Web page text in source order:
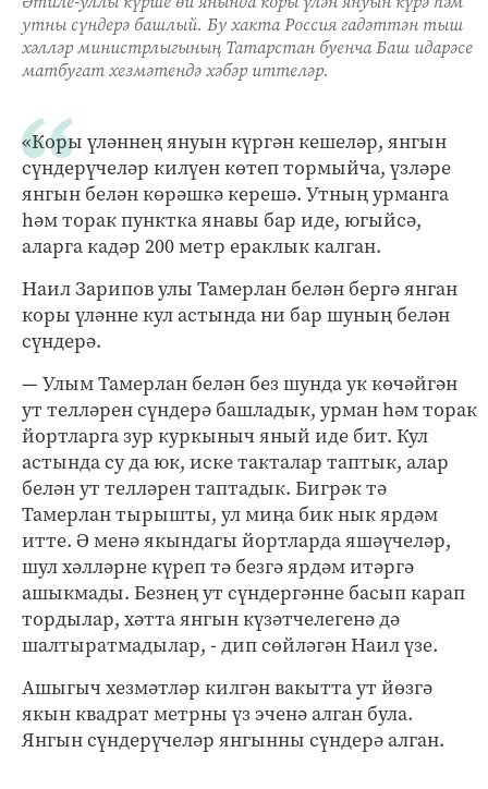
утны сүндерә башлый. Бу хакта Россия гадәттән тыш
хәлләр министрлыгының Татарстан буенча Баш идарәсе
матбугат хезмәтендә хәбәр иттеләр.
«Коры үләннең януын күргән кешеләр, янгын
сүндерүчеләр килүен көтеп тормыйча, үзләре
янгын белән көрәшкә керешә. Утның урманга
һәм торак пунктка янавы бар иде, югыйсә,
аларга кадәр 200 метр ераклык калган.
Наил Зарипов улы Тамерлан белән бергә янган
коры үләнне кул астында ни бар шуның белән
сүндерә.
— Улым Тамерлан белән без шунда ук көчәйгән
ут телләрен сүндерә башладык, урман һәм торак
йортларга зур куркыныч яный иде бит. Кул
астында су да юк, иске такталар таптык, алар
белән ут телләрен таптадык. Бигрәк тә
Тамерлан тырышты, ул миңа бик нык ярдәм
итте. Ә менә якындагы йортларда яшәүчеләр,
шул хәлләрне күреп тә безгә ярдәм итәргә
ашыкмады. Безнең ут сүндергәнне басып карап
тордылар, хәтта янгын күзәтчелегенә дә
шалтыратмадылар, - дип сөйләгән Наил үзе.
Ашыгыч хезмәтләр килгән вакытта ут йөзгә
якын квадрат метрны үз эченә алган була.
Янгын сүндерүчеләр янгынны сүндерә алган.